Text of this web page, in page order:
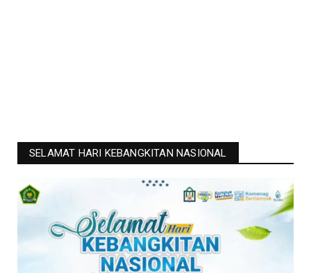
SELAMAT HARI KEBANGKITAN NASIONAL